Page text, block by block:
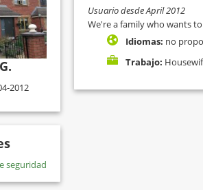
2012
seguridad
Usuario desde April 2012
We're a family who wants
Idiomas: no
Trabajo: